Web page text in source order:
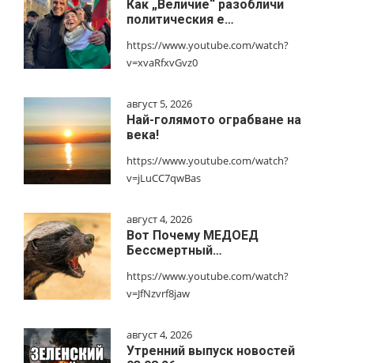
Как „Величие“ разобличи
политическия е…
https://www.youtube.com/watch?
v=xvaRfxvGvz0
август 5, 2026
Най-голямото ограбване на
века!
https://www.youtube.com/watch?
v=jLuCC7qwBas
август 4, 2026
Вот Почему МЕДОЕД
Бессмертный…
https://www.youtube.com/watch?
v=JfNzvrf8jaw
август 4, 2026
Утренний выпуск новостей